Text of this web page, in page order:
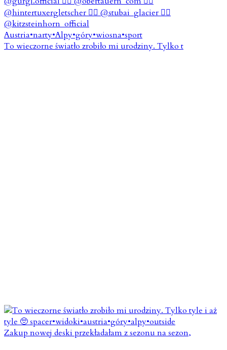
To wieczorne światło zrobiło mi urodziny. Tylko t
Zakup nowej deski przekładałam z sezonu na sezon,